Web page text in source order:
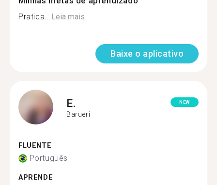
Pratica... Leia mais
Baixe o aplicativo
E.
Barueri
NEW
FLUENTE
Português
APRENDE